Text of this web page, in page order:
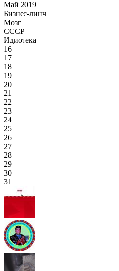
Май 2019
Бизнес-линч
Мозг
СССР
Идиотека
16
17
18
19
20
21
22
23
24
25
26
27
28
29
30
31